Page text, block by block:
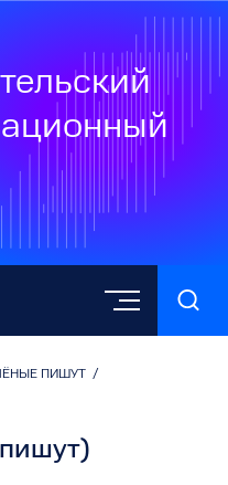
ПИШУТ /